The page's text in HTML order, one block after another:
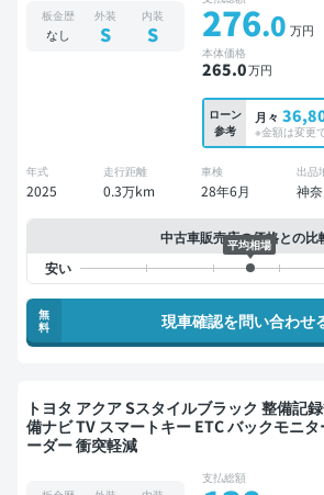
板金歴
なし
外装
S
内装
S 276.0 万円
本体価格
265.0万円
ローン
参考
月々
※金額は変更
年式
2025
走行距離
0.3万km
車検
28年6月
出品
神
中古車販売店の価格との比
平均相場
無
料
現車確認を問い合わせ
トヨタ アクア Sスタイルブラック 整備記録簿あり 標準装
備ナビ TV スマートキー ETC バックモニ
ーダー 衝突軽減
支払総額